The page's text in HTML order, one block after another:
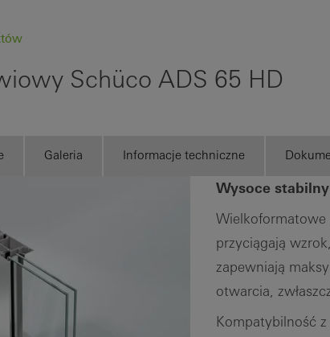
Schüco ADS 65 HD
Galeria Informacje techniczne
Wysoce
Wielkoformatowe
przyciągają
zapewniają
otwarcia,
Kompatybilność